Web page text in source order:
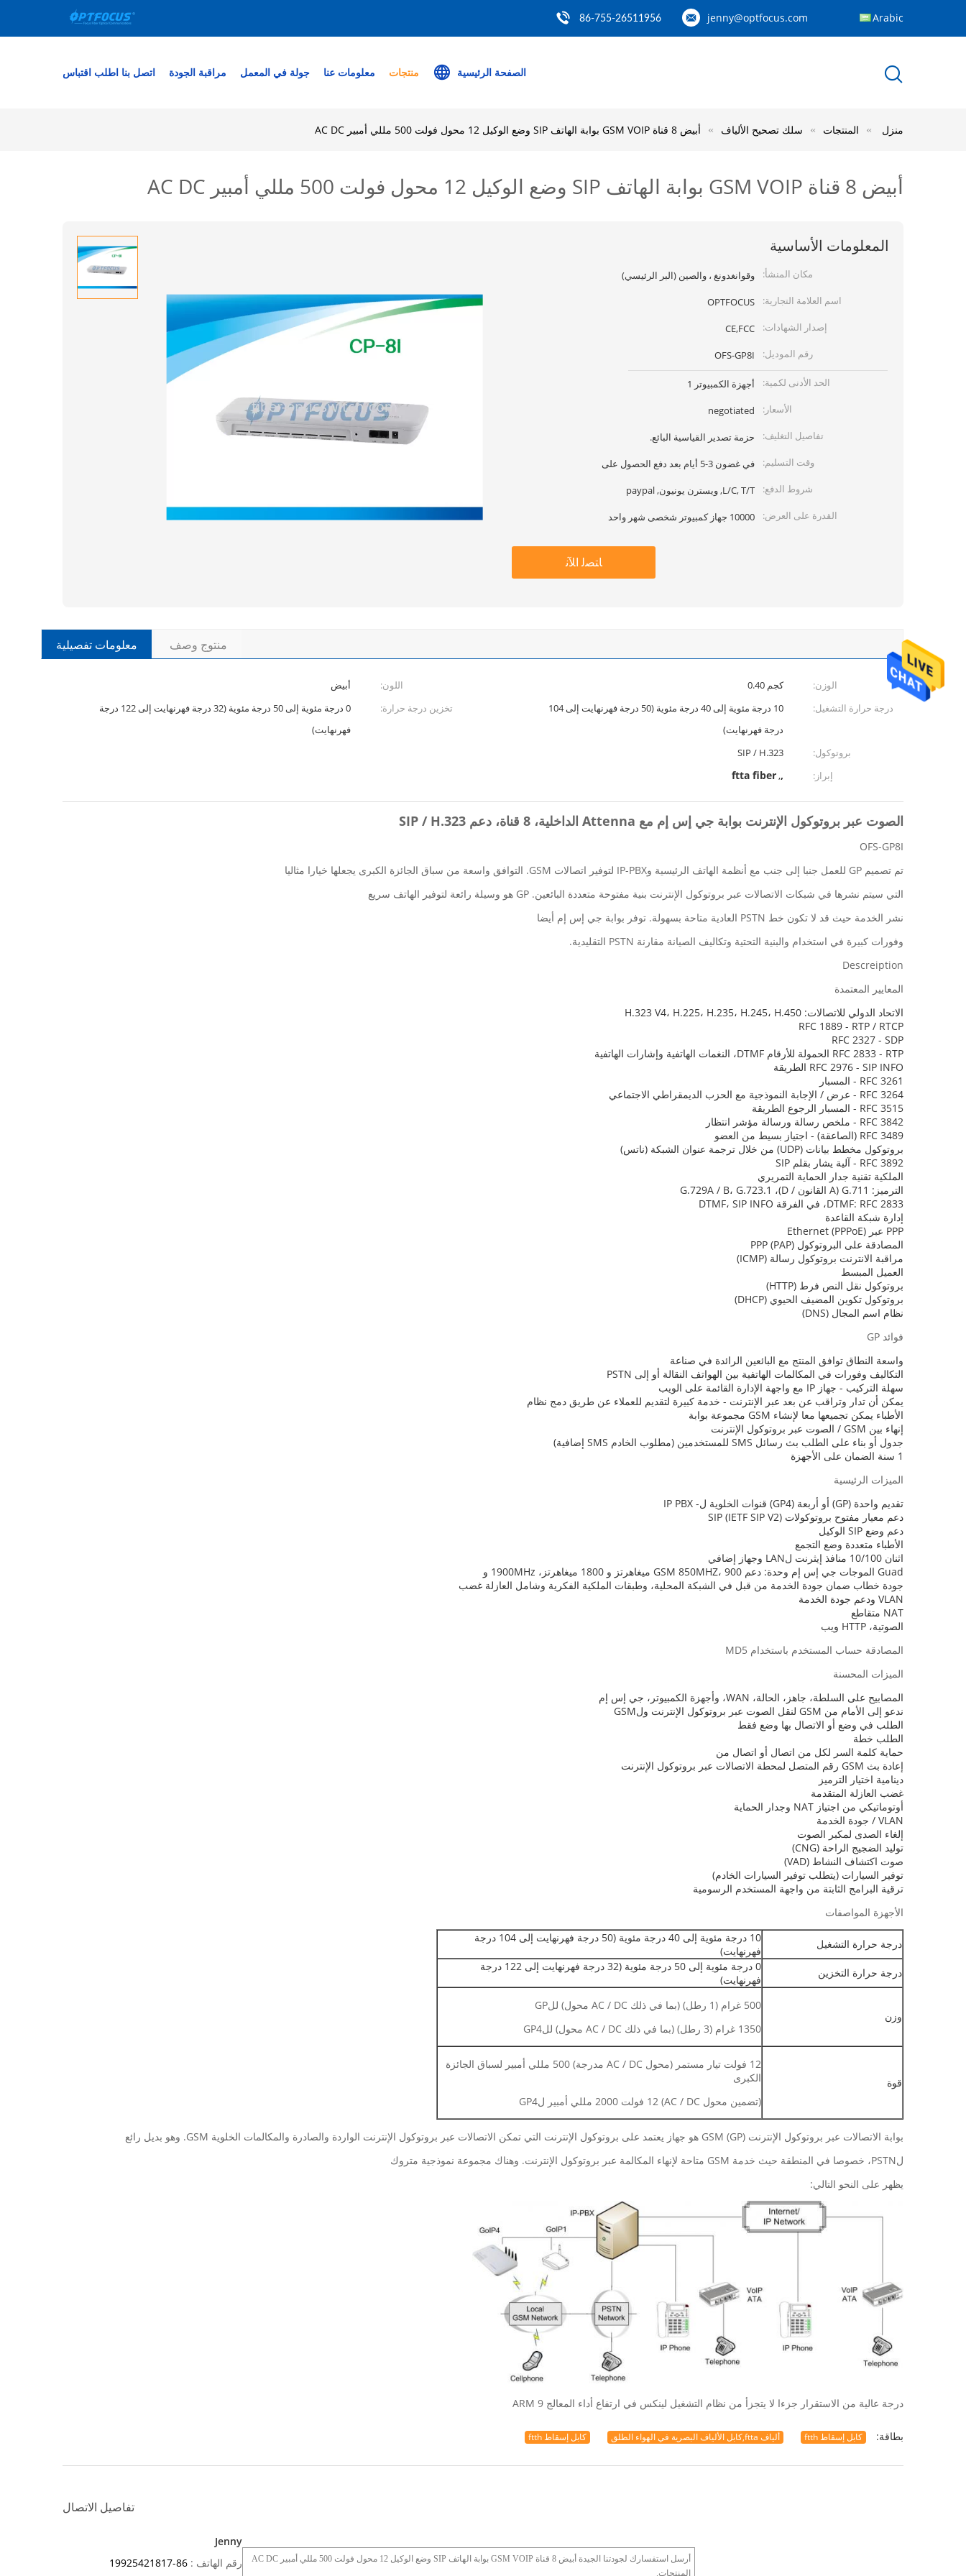
jenny@optfocus.com
86-755-26511956 Arabic
الصفحة الرئيسية منتجات معلومات عنا جولة في المعمل مراقبة الجودة اتصل بنا اطلب اقتباس
منزل المنتجات سلك تصحيح الألياف أبيض 8 قناة GSM VOIP بوابة الهاتف SIP وضع الوكيل 12 محول فولت 500 مللي أمبير AC DC
أبيض 8 قناة GSM VOIP بوابة الهاتف SIP وضع الوكيل 12 محول فولت 500 مللي أمبير AC DC
المعلومات الأساسية
مكان المنشأ:
وقوانغدونغ ، والصين (البر الرئيسي)
اسم العلامة التجارية:
OPTFOCUS
إصدار الشهادات:
CE,FCC
رقم الموديل:
OFS-GP8I
الحد الأدنى لكمية:
أجهزة الكمبيوتر 1
الأسعار:
negotiated
تفاصيل التغليف:
حزمة تصدير القياسية البائع.
وقت التسليم:
في غضون 3-5 أيام بعد دفع الحصول على
شروط الدفع:
L/C, T/T, ويسترن يونيون, paypal
القدرة على العرض:
10000 جهاز كمبيوتر شخصى شهر واحد
ﺎﺘﺼﻟ ﺍﻶﻧ
معلومات تفصيلية منتوج وصف
الوزن: كجم 0.40 اللون:
أبيض
درجة حرارة التشغيل:
10 درجة مئوية إلى 40 درجة مئوية (50 درجة فهرنهايت إلى 104
درجة فهرنهايت)
تخزين درجة حرارة:
0 درجة مئوية إلى 50 درجة مئوية (32 درجة فهرنهايت إلى 122 درجة
فهرنهايت)
بروتوكول:
SIP / H.323
إبراز:
,
,
ftta fiber
الصوت عبر بروتوكول الإنترنت بوابة جي إس إم مع Attenna الداخلية، 8 قناة، دعم SIP / H.323
OFS-GP8I
تم تصميم GP للعمل جنبا إلى جنب مع أنظمة الهاتف الرئيسية وIP-PBX لتوفير اتصالات GSM. التوافق واسعة من سباق الجائزة الكبرى يجعلها خيارا مثاليا
التي سيتم نشرها في شبكات الاتصالات عبر بروتوكول الإنترنت بنية مفتوحة متعددة البائعين. GP هو وسيلة رائعة لتوفير الهاتف سريع
نشر الخدمة حيث قد لا تكون خط PSTN العادية متاحة بسهولة. توفر بوابة جي إس إم أيضا
وفورات كبيرة في استخدام والبنية التحتية وتكاليف الصيانة مقارنة PSTN التقليدية.
Descreiption
المعايير المعتمدة
الاتحاد الدولي للاتصالات: H.323 V4، H.225، H.235، H.245، H.450
RFC 1889 - RTP / RTCP
RFC 2327 - SDP
RFC 2833 - RTP الحمولة للأرقام DTMF، النغمات الهاتفية وإشارات الهاتفية
RFC 2976 - SIP INFO الطريقة
RFC 3261 - المسبار
RFC 3264 - عرض / الإجابة النموذجية مع الحزب الديمقراطي الاجتماعي
RFC 3515 - المسبار الرجوع الطريقة
RFC 3842 - ملخص رسالة ورسالة مؤشر انتظار
RFC 3489 (الصاعقة) - اجتياز بسيط من العضو
بروتوكول مخطط بيانات (UDP) من خلال ترجمة عنوان الشبكة (ناتس)
RFC 3892 - آلية يشار بقلم SIP
الملكية تقنية جدار الحماية التمريري
الترميز: G.711 (A القانون / D)، G.729A / B، G.723.1
DTMF: RFC 2833، في الفرقة DTMF، SIP INFO
إدارة شبكة القاعدة
PPP عبر Ethernet (PPPoE)
المصادقة على البروتوكول PPP (PAP)
مراقبة الانترنت بروتوكول رسالة (ICMP)
العميل المبسط
بروتوكول نقل النص فرط (HTTP)
بروتوكول تكوين المضيف الحيوي (DHCP)
نظام اسم المجال (DNS)
فوائد GP
واسعة النطاق توافق المنتج مع البائعين الرائدة في صناعة
التكاليف وفورات في المكالمات الهاتفية بين الهواتف النقالة أو إلى PSTN
سهلة التركيب - جهاز IP مع واجهة الإدارة القائمة على الويب
يمكن أن تدار وتراقب عن بعد عبر الإنترنت - خدمة كبيرة لتقديم للعملاء عن طريق دمج نظام
الأطباء يمكن تجميعها معا لإنشاء GSM مجموعة بوابة
إنهاء بين GSM / الصوت عبر بروتوكول الإنترنت
جدول أو بناء على الطلب بث رسائل SMS للمستخدمين (مطلوب الخادم SMS إضافية)
1 سنة الضمان على الأجهزة
الميزات الرئيسية
تقديم واحدة (GP) أو أربعة (GP4) قنوات الخلوية ل- IP PBX
دعم معيار مفتوح بروتوكولات SIP (IETF SIP V2)
دعم وضع SIP الوكيل
الأطباء متعددة وضع التجمع
اثنان 10/100 منافذ إيثرنت لLAN وجهاز إضافي
Guad الموجات جي إس إم وحدة: دعم GSM 850MHZ، 900 ميغاهرتز و 1800 ميغاهرتز، 1900MHz و
جودة خطاب ضمان جودة الخدمة من قبل في الشبكة المحلية، وطبقات الملكية الفكرية وشامل العازلة غضب
VLAN ودعم جودة الخدمة
NAT متقاطع
الصوتية، HTTP ويب
المصادقة حساب المستخدم باستخدام MD5
الميزات المحسنة
المصابيح على السلطة، جاهز، الحالة، WAN، وأجهزة الكمبيوتر، جي إس إم
ندعو إلى الأمام من GSM لنقل الصوت عبر بروتوكول الإنترنت ولGSM
الطلب في وضع أو الاتصال بها وضع فقط
الطلب خطة
حماية كلمة السر لكل من اتصال أو اتصال من
إعادة بث GSM رقم المتصل لمحطة الاتصالات عبر بروتوكول الإنترنت
دينامية اختيار الترميز
غضب العازلة المتقدمة
أوتوماتيكي من اجتياز NAT وجدار الحماية
VLAN / جودة الخدمة
إلغاء الصدى لمكبر الصوت
توليد الضجيج الراحة (CNG)
صوت اكتشاف النشاط (VAD)
توفير السيارات (يتطلب توفير السيارات الخادم)
ترقية البرامج الثابتة من واجهة المستخدم الرسومية
الأجهزة المواصفات
درجة حرارة التشغيل
10 درجة مئوية إلى 40 درجة مئوية (50 درجة فهرنهايت إلى 104 درجة
فهرنهايت)
درجة حرارة التخزين
0 درجة مئوية إلى 50 درجة مئوية (32 درجة فهرنهايت إلى 122 درجة
فهرنهايت)
وزن
500 غرام (1 رطل) (بما في ذلك AC / DC محول) للGP
1350 غرام (3 رطل) (بما في ذلك AC / DC محول) للGP4
قوة
12 فولت تيار مستمر (محول AC / DC مدرجة) 500 مللي أمبير لسباق الجائزة
الكبرى
(تضمين محول AC / DC) 12 فولت 2000 مللي أمبير لGP4
بوابة الاتصالات عبر بروتوكول الإنترنت GSM (GP) هو جهاز يعتمد على بروتوكول الإنترنت التي تمكن الاتصالات عبر بروتوكول الإنترنت الواردة والصادرة والمكالمات الخلوية GSM. وهو بديل رائع
لPSTN، خصوصا في المنطقة حيث خدمة GSM متاحة لإنهاء المكالمة عبر بروتوكول الإنترنت. وهناك مجموعة نموذجية متروك
يظهر على النحو التالي:
درجة عالية من الاستقرار جزءا لا يتجزأ من نظام التشغيل لينكس في ارتفاع أداء المعالج ARM 9
بطاقة: كابل إسقاط ftth ألياف ftta,كابل الألياف البصرية في الهواء الطلق كابل إسقاط ftth
تفاصيل الاتصال
Jenny
رقم الهاتف : 86-19925421817